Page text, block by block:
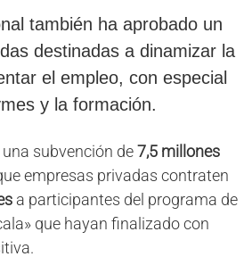
también ha aprobado un
destinadas a dinamizar la
el empleo, con especial
y la formación.
subvención de7,5 millones
empresas privadas contraten
a participantes del programa de
que hayan finalizado con